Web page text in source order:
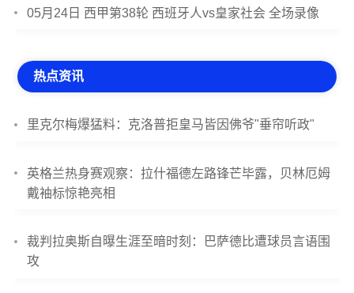
05月24日 西甲第38轮 西班牙人vs皇家社会 全场录像
热点资讯
里克尔梅爆猛料：克洛普拒皇马皆因佛爷"垂帘听政"
英格兰热身赛观察：拉什福德左路锋芒毕露，贝林厄姆
戴袖标惊艳亮相
裁判拉奥斯自曝生涯至暗时刻：巴萨德比遭球员言语围
攻